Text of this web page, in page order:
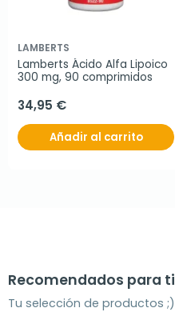
LAMBERTS
Lamberts Ácido Alfa Lipoico
300 mg, 90 comprimidos
34,95 €
Añadir al carrito
Recomendados para ti
Tu selección de productos ;)